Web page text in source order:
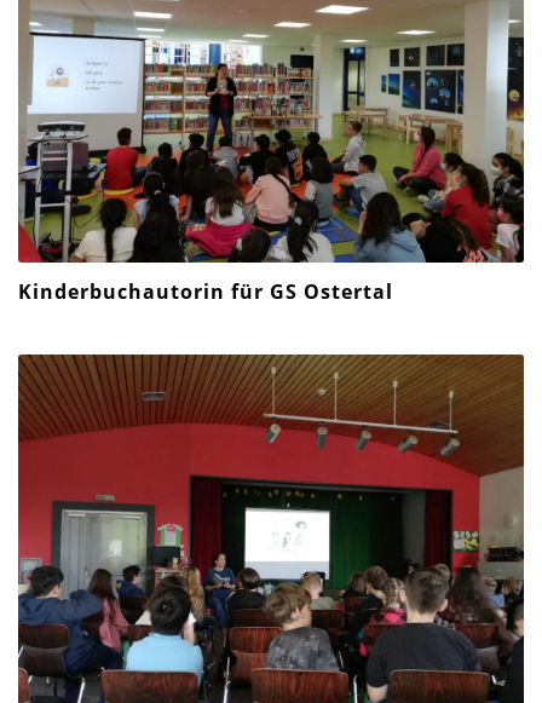
Kinderbuchautorin für GS Ostertal